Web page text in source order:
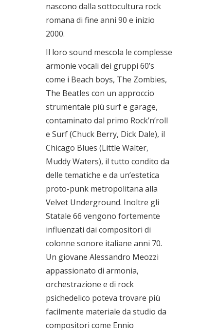
nascono dalla sottocultura rock
romana di fine anni 90 e inizio
2000.
Il loro sound mescola le complesse
armonie vocali dei gruppi 60’s
come i Beach boys, The Zombies,
The Beatles con un approccio
strumentale più surf e garage,
contaminato dal primo Rock’n’roll
e Surf (Chuck Berry, Dick Dale), il
Chicago Blues (Little Walter,
Muddy Waters), il tutto condito da
delle tematiche e da un’estetica
proto-punk metropolitana alla
Velvet Underground. Inoltre gli
Statale 66 vengono fortemente
influenzati dai compositori di
colonne sonore italiane anni 70.
Un giovane Alessandro Meozzi
appassionato di armonia,
orchestrazione e di rock
psichedelico poteva trovare più
facilmente materiale da studio da
compositori come Ennio